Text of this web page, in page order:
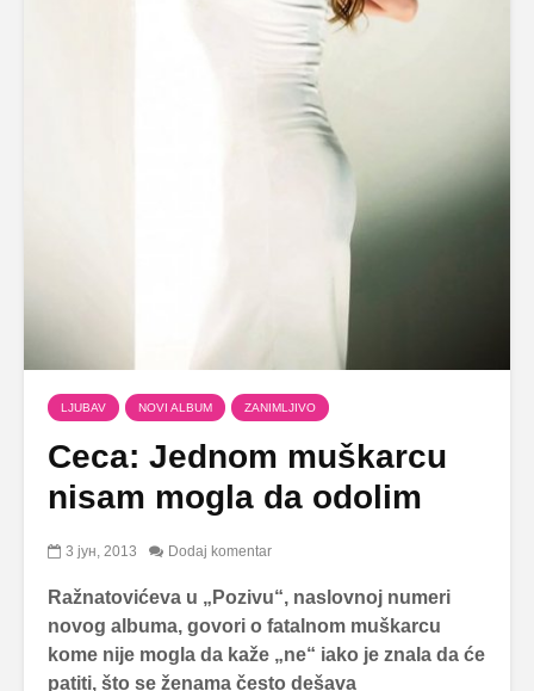
LJUBAV NOVI ALBUM ZANIMLJIVO
Ceca: Jednom muškarcu
nisam mogla da odolim
3 јун, 2013 Dodaj komentar
Ražnatovićeva u „Pozivu“, naslovnoj numeri
novog albuma, govori o fatalnom muškarcu
kome nije mogla da kaže „ne“ iako je znala da će
patiti, što se ženama često dešava